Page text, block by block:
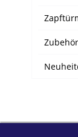
Zubehör